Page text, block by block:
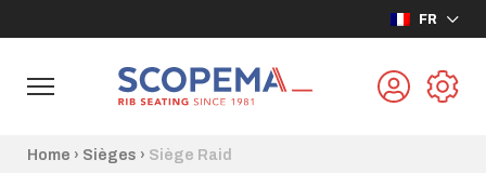
FR
Home › Sièges › Siège Raid